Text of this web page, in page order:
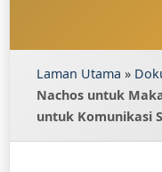
Laman Utama »
Nachos untuk
untuk Komunikasi